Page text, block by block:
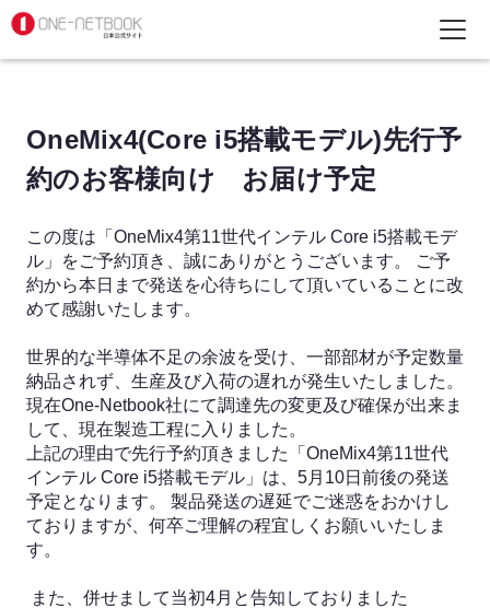
OneMix4(Core i5搭載モデル)先行予
約のお客様向け お届け予定
この度は「OneMix4第11世代インテル Core i5搭載モデ
ル」をご予約頂き、誠にありがとうございます。 ご予
約から本日まで発送を心待ちにして頂いていることに改
めて感謝いたします。
世界的な半導体不足の余波を受け、一部部材が予定数量
納品されず、生産及び入荷の遅れが発生いたしました。
現在One-Netbook社にて調達先の変更及び確保が出来ま
して、現在製造工程に入りました。
上記の理由で先行予約頂きました「OneMix4第11世代
インテル Core i5搭載モデル」は、5月10日前後の発送
予定となります。 製品発送の遅延でご迷惑をおかけし
ておりますが、何卒ご理解の程宜しくお願いいたしま
す。